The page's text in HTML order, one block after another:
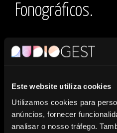
Este website utiliza cookies
Utilizamos cookies para
anúncios, fornecer
analisar o nosso tráfego.
Fonográficos.
NOTÍCIAS